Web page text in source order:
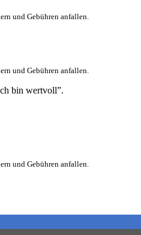
und Gebühren anfallen.
und Gebühren anfallen.
bin wertvoll”.
und Gebühren anfallen.